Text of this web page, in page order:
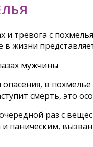
тревога с
в жизни
в
смерть, это
раз с
паническим,